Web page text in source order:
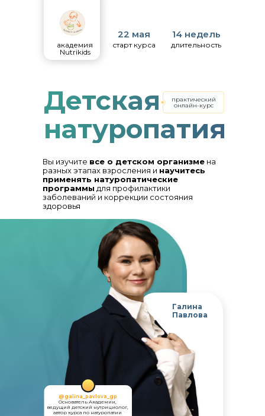
@galina_pavlova_gp
Основатель Академии,
ведущий детский нутрициолог,
автор курса по натуропатии
Галина
Павлова
академия
Nutrikids
старт курса
22 мая
длительность
14 недель
Вы изучите все о детском организме на
разных этапах взросления и научитесь
применять натуропатические
программы для профилактики
заболеваний и коррекции состояния
здоровья
Детская
натуропатия
практический
онлайн-курс